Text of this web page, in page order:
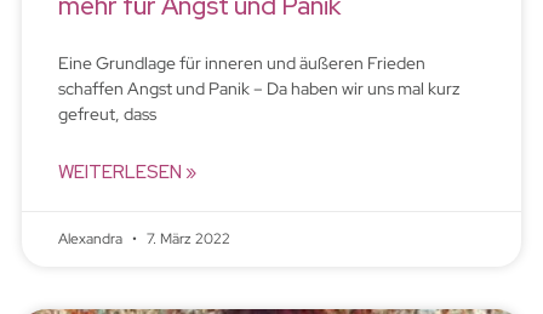
Eine Grundlage für inneren und äußeren Frieden
schaffen Angst und Panik – Da haben wir uns mal kurz
gefreut, dass
WEITERLESEN »
Alexandra 7. März 2022